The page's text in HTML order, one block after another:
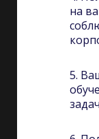
на
5.
задач